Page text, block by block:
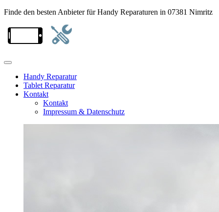
Finde den besten Anbieter für Handy Reparaturen in 07381 Nimritz
Handy Reparatur
Tablet Reparatur
Kontakt
Kontakt
Impressum & Datenschutz